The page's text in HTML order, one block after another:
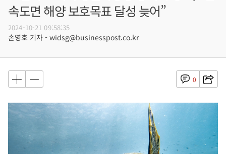
속도면 해양 보호목표 달성 늦어”
2024-10-21 09:58:35
손영호 기자 - widsg@businesspost.co.kr
0